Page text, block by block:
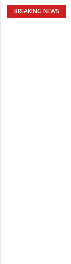
BREAKING NEWS